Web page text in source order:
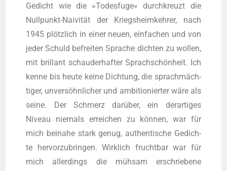
Gedicht wie die »Todes­fu­ge« durch­kreuzt die
Null­punkt-Nai­vi­tät der Kriegs­heim­keh­rer, nach
1945 plötz­lich in einer neu­en, ein­fa­chen und von
jeder Schuld befrei­ten Spra­che dich­ten zu wol­len,
mit bril­lant schau­der­haf­ter Sprach­schön­heit. Ich
ken­ne bis heu­te kei­ne Dich­tung, die sprach­mäch­
ti­ger, unver­söhn­li­cher und ambi­tio­nier­ter wäre als
sei­ne. Der Schmerz dar­über, ein der­ar­ti­ges
Niveau nie­mals errei­chen zu kön­nen, war für
mich bei­na­he stark genug, authen­ti­sche Gedich­
te her­vor­zu­brin­gen. Wirk­lich frucht­bar war für
mich aller­dings die müh­sam erschrie­be­ne